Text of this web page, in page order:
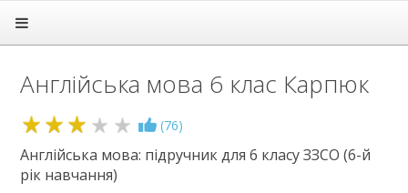
Підручники
1 клас
3 клас
4 клас
5 клас
6 клас
Англійська мова 6 клас Карпюк
3.1 (76)
Англійська мова: підручник для 6 класу ЗЗСО (6-й
рік навчання)